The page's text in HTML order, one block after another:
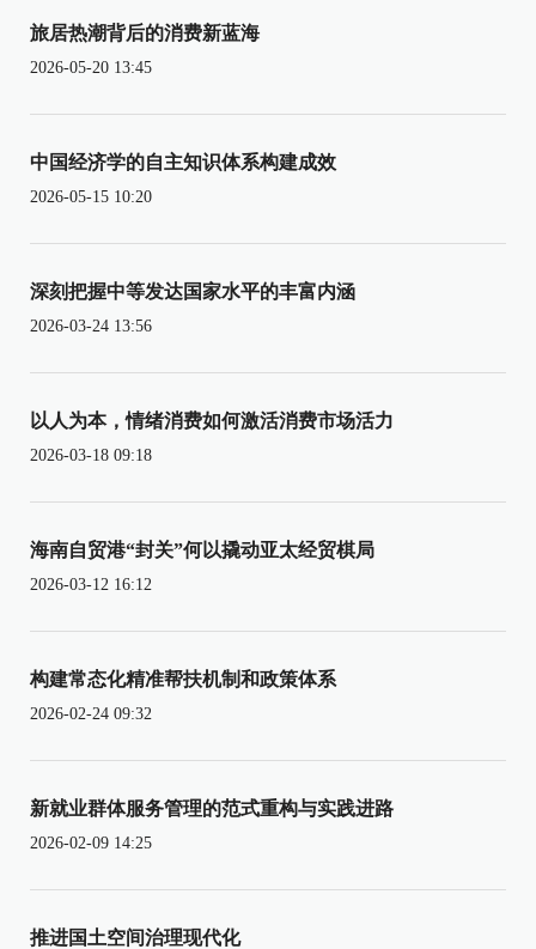
旅居热潮背后的消费新蓝海
2026-05-20 13:45
中国经济学的自主知识体系构建成效
2026-05-15 10:20
深刻把握中等发达国家水平的丰富内涵
2026-03-24 13:56
以人为本，情绪消费如何激活消费市场活力
2026-03-18 09:18
海南自贸港“封关”何以撬动亚太经贸棋局
2026-03-12 16:12
构建常态化精准帮扶机制和政策体系
2026-02-24 09:32
新就业群体服务管理的范式重构与实践进路
2026-02-09 14:25
推进国土空间治理现代化